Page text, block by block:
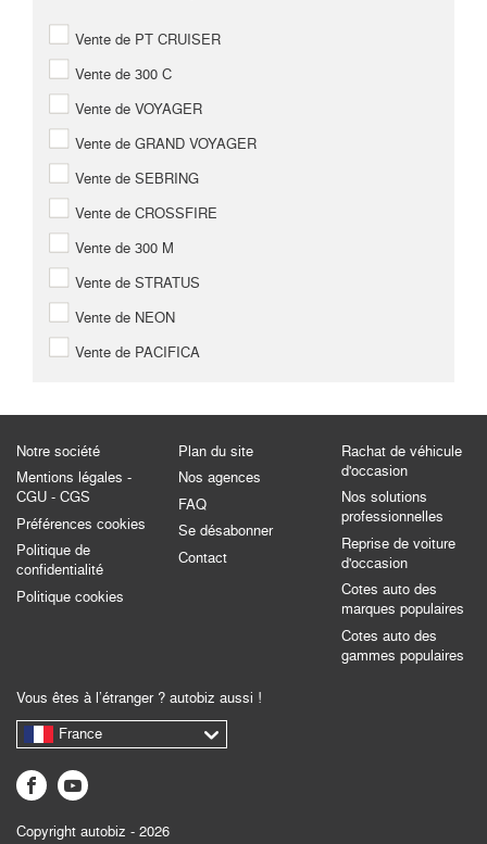
Vente de PT CRUISER
Vente de 300 C
Vente de VOYAGER
Vente de GRAND VOYAGER
Vente de SEBRING
Vente de CROSSFIRE
Vente de 300 M
Vente de STRATUS
Vente de NEON
Vente de PACIFICA
Notre société
Mentions légales -
CGU - CGS
Préférences cookies
Politique de
confidentialité
Politique cookies
Plan du site
Nos agences
FAQ
Se désabonner
Contact
Rachat de véhicule
d'occasion
Nos solutions
professionnelles
Reprise de voiture
d'occasion
Cotes auto des
marques populaires
Cotes auto des
gammes populaires
Vous êtes à l’étranger ? autobiz aussi !
France
Copyright autobiz - 2026